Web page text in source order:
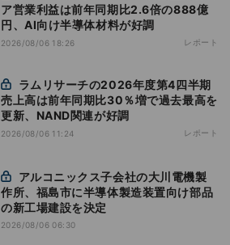
ア営業利益は前年同期比2.6倍の888億
円、AI向け半導体材料が好調
2026/08/06 18:26 レポート
売上高は前年同期比30％増で過去最高を
更新、NAND関連が好調
2026/08/06 11:24 レポート
作所、福島市に半導体製造装置向け部品
の新工場建設を決定
2026/08/06 06:30